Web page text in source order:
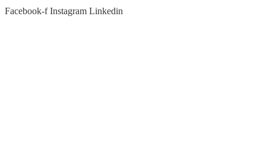
Facebook-f Instagram Linkedin